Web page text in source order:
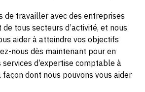
de travailler avec des entreprises
tous secteurs d’activité, et nous
aider à atteindre vos objectifs
nous dès maintenant pour en
d’expertise comptable à
dont nous pouvons vous aider